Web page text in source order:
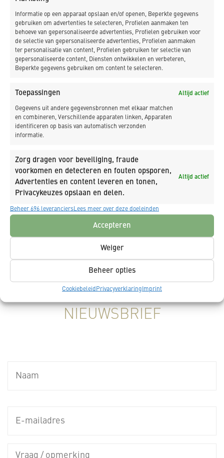
Informatie op een apparaat opslaan en/of openen, Beperkte gegevens
gebruiken om advertenties te selecteren, Profielen aanmaken ten
behoeve van gepersonaliseerde advertenties, Profielen gebruiken voor
de selectie van gepersonaliseerde advertenties, Profielen aanmaken
ter personalisatie van content, Profielen gebruiken ter selectie van
gepersonaliseerde content, Diensten ontwikkelen en verbeteren,
Beperkte gegevens gebruiken om content te selecteren.
Toepassingen Altijd actief
Gegevens uit andere gegevensbronnen met elkaar matchen
en combineren, Verschillende apparaten linken, Apparaten
identificeren op basis van automatisch verzonden
informatie.
Zorg dragen voor beveiliging, fraude
voorkomen en detecteren en fouten opsporen,
Advertenties en content leveren en tonen,
Privacykeuzes opslaan en delen.
Altijd actief
Beheer 696 leveranciersLees meer over deze doeleinden
Accepteren
Weiger
Beheer opties
Cookiebeleid Privacyverklaring Imprint
Noord-Holland
Met elk jaar circa honderd klussen op locatie is het
Hoogheemraadschap Hollands Noorderkwartier HHNK
absoluut robuust. Logisch ook: met alleen al vierhonderd
bruggen in beheer is onderhoud bij HHNK een halve
dagtaak.
_LEES MEER
NIEUWSBRIEF